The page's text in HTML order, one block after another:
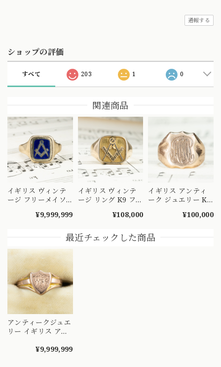
通報する
ショップの評価
すべて 203 1 0
関連商品
イギリス ヴィンテ
ージ フリーメイソ
ロンドン 回転式 マ
アなスイブルデザイ
青〜 DR00682
¥9,999,999
イギリス ヴィンテ
ージ リング K9 フリ
フ シグネット 印台
愛の象徴 個性的な
デザインをお探しの
¥108,000
イギリス アンティ
ーク ジュエリー K9
ニシャル デザイン
半頃 ゴールド リン
グ DR00700
¥100,000
最近チェックした商品
アンティークジュエ
リー イギリス アン
フ シグネット デザ
¥9,999,999